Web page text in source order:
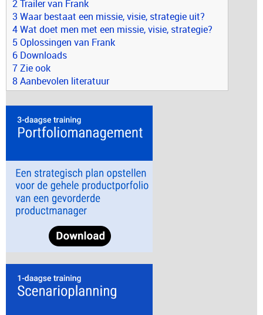
2 Trailer van Frank
3 Waar bestaat een missie, visie, strategie uit?
4 Wat doet men met een missie, visie, strategie?
5 Oplossingen van Frank
6 Downloads
7 Zie ook
8 Aanbevolen literatuur